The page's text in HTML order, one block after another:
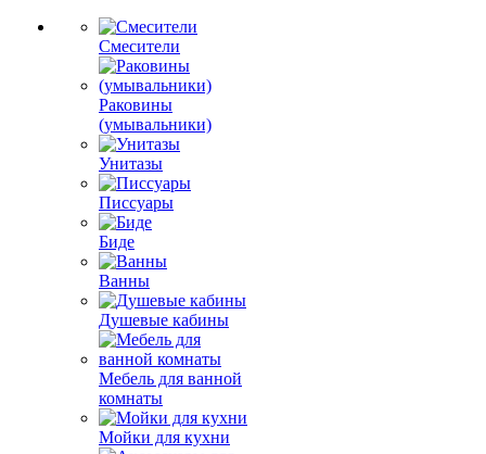
Смесители
Раковины
(умывальники)
Унитазы
Писсуары
Биде
Ванны
Душевые кабины
Мебель для ванной
комнаты
Мойки для кухни